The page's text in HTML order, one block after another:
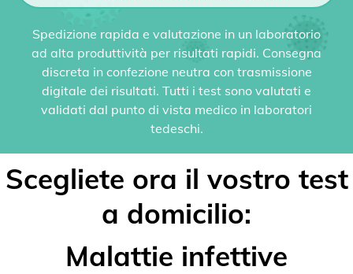
Spedizione rapida e valutazione in un laboratorio
ad alta produttività per risultati rapidi. Consegna
discreta in confezione neutra con trasmissione
digitale dei risultati. Tutti i test sono valutati e
validati dal punto di vista medico in laboratori
tedeschi.
Scegliete ora il vostro test
a domicilio:
Malattie infettive